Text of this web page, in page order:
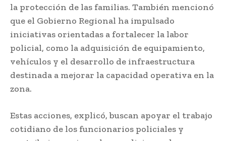
la protección de las familias. También mencionó
que el Gobierno Regional ha impulsado
iniciativas orientadas a fortalecer la labor
policial, como la adquisición de equipamiento,
vehículos y el desarrollo de infraestructura
destinada a mejorar la capacidad operativa en la
zona.
Estas acciones, explicó, buscan apoyar el trabajo
cotidiano de los funcionarios policiales y